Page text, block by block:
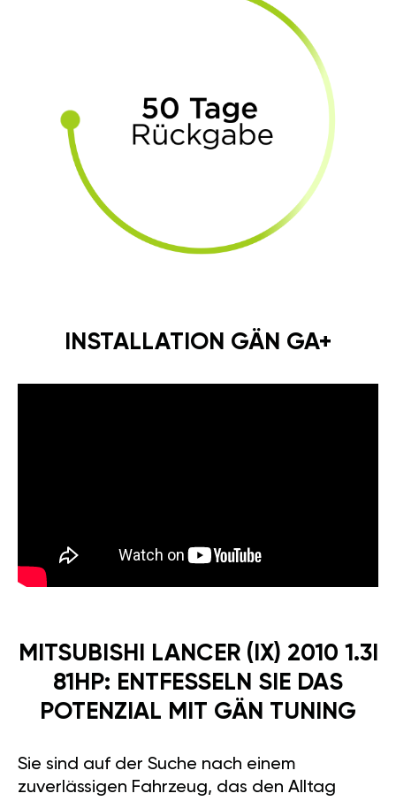
INSTALLATION GÄN GA+
MITSUBISHI LANCER (IX) 2010 1.3I
81HP: ENTFESSELN SIE DAS
POTENZIAL MIT GÄN TUNING
Sie sind auf der Suche nach einem
zuverlässigen Fahrzeug, das den Alltag